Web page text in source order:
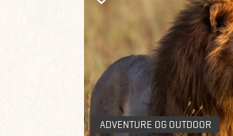
ADVENTURE OG OUTDOOR